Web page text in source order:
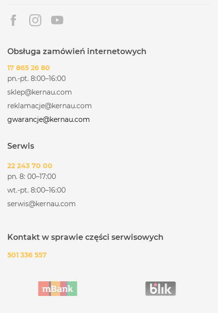
Obsługa zamówień internetowych
17 865 26 80
pn.-pt. 8:00–16:00
sklep@kernau.com
reklamacje@kernau.com
gwarancje@kernau.com
Serwis
22 243 70 00
pn. 8: 00–17:00
wt.-pt. 8:00–16:00
serwis@kernau.com
Kontakt w sprawie części serwisowych
501 336 557